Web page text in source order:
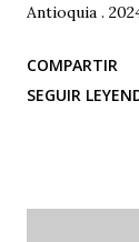
Antioquia .
COMPARTIR
SEGUIR